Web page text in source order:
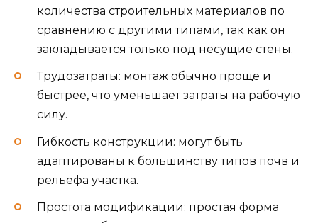
количества строительных материалов по
сравнению с другими типами, так как он
закладывается только под несущие стены.
Трудозатраты: монтаж обычно проще и
быстрее, что уменьшает затраты на рабочую
силу.
Гибкость конструкции: могут быть
адаптированы к большинству типов почв и
рельефа участка.
Простота модификации: простая форма